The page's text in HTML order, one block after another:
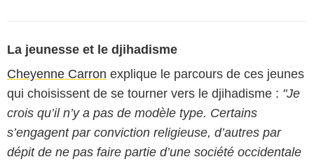
La jeunesse et le djihadisme
Cheyenne Carron explique le parcours de ces jeunes
qui choisissent de se tourner vers le djihadisme : "Je
crois qu’il n’y a pas de modèle type. Certains
s’engagent par conviction religieuse, d’autres par
dépit de ne pas faire partie d’une société occidentale